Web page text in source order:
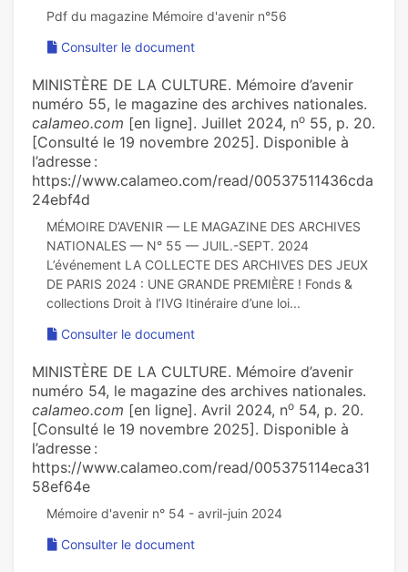
Consulter le document
MINISTÈRE DE LA CULTURE. Mémoire d’avenir
numéro 55, le magazine des archives nationales.
calameo.com [en ligne]. Juillet 2024, no 55, p. 20.
[Consulté le 19 novembre 2025]. Disponible à
l’adresse :
https://www.calameo.com/read/00537511436cda
24ebf4d
MÉMOIRE D’AVENIR — LE MAGAZINE DES ARCHIVES
NATIONALES — N° 55 — JUIL.-SEPT. 2024
L’événement LA COLLECTE DES ARCHIVES DES JEUX
DE PARIS 2024 : UNE GRANDE PREMIÈRE ! Fonds &
Consulter le document
MINISTÈRE DE LA CULTURE. Mémoire d’avenir
numéro 54, le magazine des archives nationales.
calameo.com [en ligne]. Avril 2024, no 54, p. 20.
[Consulté le 19 novembre 2025]. Disponible à
l’adresse :
https://www.calameo.com/read/005375114eca31
58ef64e
Consulter le document